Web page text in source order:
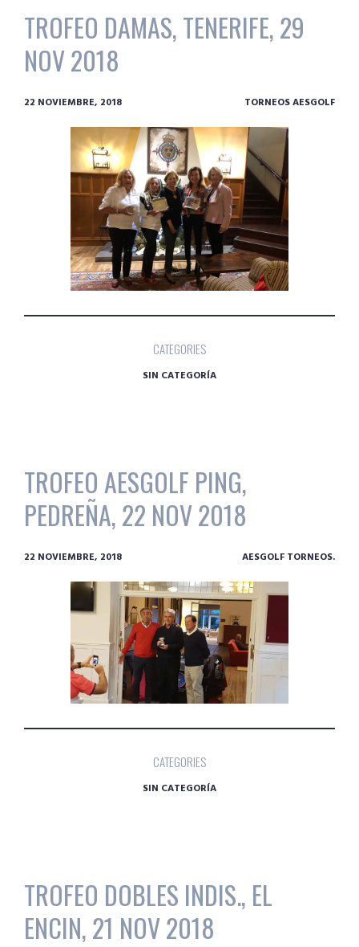
TROFEO DAMAS, TENERIFE, 29
NOV 2018
22 NOVIEMBRE, 2018 TORNEOS AESGOLF
CATEGORIES
SIN CATEGORÍA
TROFEO AESGOLF PING,
PEDREÑA, 22 NOV 2018
22 NOVIEMBRE, 2018 AESGOLF TORNEOS.
CATEGORIES
SIN CATEGORÍA
TROFEO DOBLES INDIS., EL
ENCIN, 21 NOV 2018